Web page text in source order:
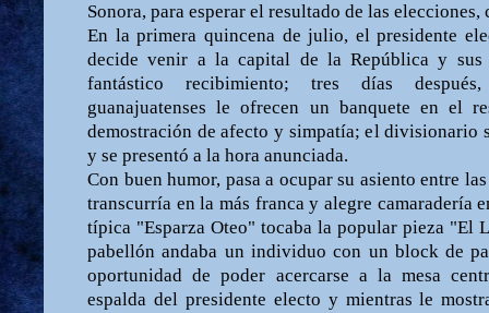
Sonora, para esperar el resultado de las elecciones,
En la primera quincena de julio, el presidente
decide venir a la capital de la República y sus
fantástico recibimiento; tres días
guanajuatenses le ofrecen un banquete en el
demostración de afecto y simpatía; el divisionario
y se presentó a la hora anunciada.
Con buen humor, pasa a ocupar su asiento entre
transcurría en la más franca y alegre camaradería
típica "Esparza Oteo" tocaba la popular pieza "El
pabellón andaba un individuo con un block de
oportunidad de poder acercarse a la mesa
espalda del presidente electo y mientras le